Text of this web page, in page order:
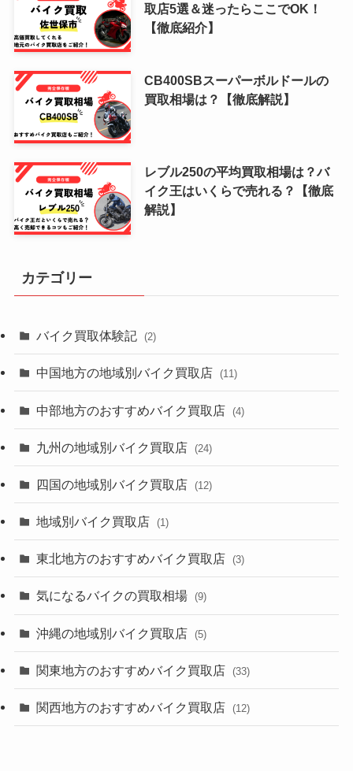
取店5選＆迷ったらここでOK！
【徹底紹介】
CB400SBスーパーボルドールの
買取相場は？【徹底解説】
レブル250の平均買取相場は？バ
イク王はいくらで売れる？【徹底
解説】
カテゴリー
バイク買取体験記 (2)
中国地方の地域別バイク買取店 (11)
中部地方のおすすめバイク買取店 (4)
九州の地域別バイク買取店 (24)
四国の地域別バイク買取店 (12)
地域別バイク買取店 (1)
東北地方のおすすめバイク買取店 (3)
気になるバイクの買取相場 (9)
沖縄の地域別バイク買取店 (5)
関東地方のおすすめバイク買取店 (33)
関西地方のおすすめバイク買取店 (12)